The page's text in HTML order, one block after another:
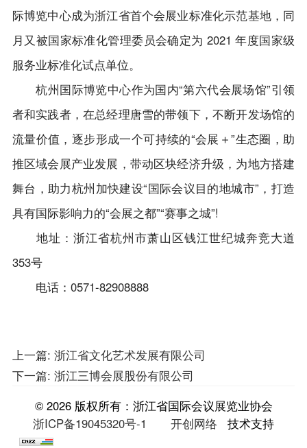
际博览中心成为浙江省首个会展业标准化示范基地，同
月又被国家标准化管理委员会确定为 2021 年度国家级
服务业标准化试点单位。
杭州国际博览中心作为国内“第六代会展场馆”引领
者和实践者，在总经理唐雪的带领下，不断开发场馆的
流量价值，逐步形成一个可持续的“会展＋”生态圈，助
推区域会展产业发展，带动区块经济升级，为地方搭建
舞台，助力杭州加快建设“国际会议目的地城市”，打造
具有国际影响力的“会展之都”“赛事之城”!
地址：浙江省杭州市萧山区钱江世纪城奔竞大道
353号
电话：0571-82908888
上一篇: 浙江省文化艺术发展有限公司
下一篇: 浙江三博会展股份有限公司
© 2026 版权所有：浙江省国际会议展览业协会
浙ICP备19045320号-1
开创网络 技术支持